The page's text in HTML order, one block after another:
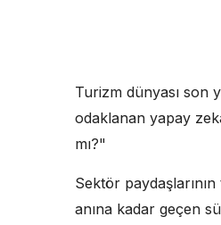
Turizm dünyası son
odaklanan yapay
mı?"
Sektör
anına kadar geçen